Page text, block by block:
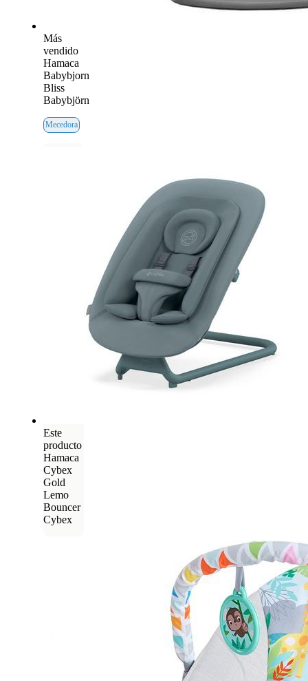
Más
vendido
Hamaca
Babybjorn
Bliss
Babybjörn
Mecedora
Este
producto
Hamaca
Cybex
Gold
Lemo
Bouncer
Cybex